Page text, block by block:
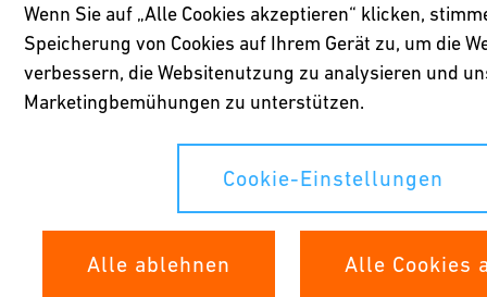
Wenn Sie auf „Alle Cookies akzeptieren“ klicken,
Speicherung von Cookies auf Ihrem Gerät zu, um die
verbessern, die Websitenutzung zu analysieren und
Marketingbemühungen zu unterstützen.
Cookie-Einstellungen
Alle ablehnen Alle Cookies